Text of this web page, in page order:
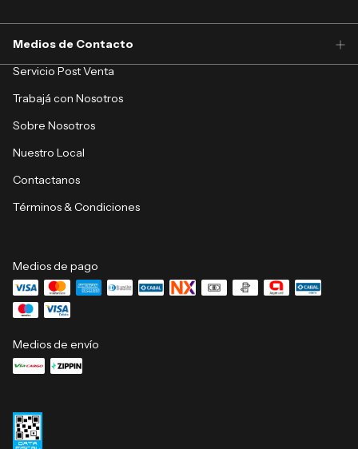
Medios de Contacto
Servicio Post Venta
Trabajá con Nosotros
Sobre Nosotros
Nuestro Local
Contactanos
Términos & Condiciones
Medios de pago
Medios de envío